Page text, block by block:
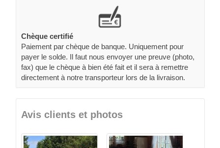
Chèque certifié
Paiement par chèque de banque. Uniquement pour
payer le solde. Il faut nous envoyer une preuve (photo,
fax) que le chèque à bien été fait et il sera à remettre
directement à notre transporteur lors de la livraison.
Avis clients et photos